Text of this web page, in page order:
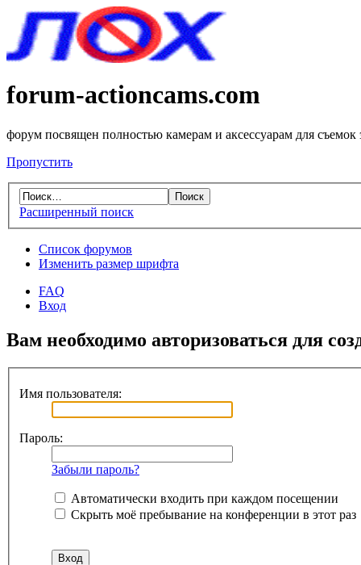
forum-actioncams.com
форум посвящен полностью камерам и аксессуарам для съемок
Пропустить
Расширенный поиск
Список форумов
Изменить размер шрифта
FAQ
Вход
Вам необходимо авторизоваться для
Имя пользователя:
Пароль:
Забыли пароль?
Автоматически входить при каждом посещении
Скрыть моё пребывание на конференции в этот раз